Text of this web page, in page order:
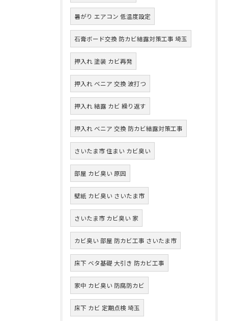
暑がり エアコン 低温度設定
石膏ボード交換 防カビ結露対策工事 埼玉
押入れ 塗装 カビ再発
押入れ ベニア 交換 波打つ
押入れ 結露 カビ 繰り返す
押入れ ベニア 交換 防カビ結露対策工事
さいたま市 住まい カビ臭い
部屋 カビ臭い 原因
壁紙 カビ臭い さいたま市
さいたま市 カビ臭い 家
カビ臭い 部屋 防カビ工事 さいたま市
床下 ベタ基礎 大引き 防カビ工事
家中 カビ臭い 防腐防カビ
床下 カビ 定期点検 埼玉